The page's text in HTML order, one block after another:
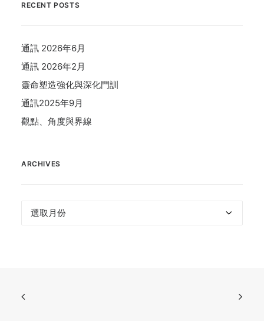
RECENT POSTS
通訊 2026年6月
通訊 2026年2月
靈命塑造強化與深化門訓
通訊2025年9月
觀點、角度與界線
ARCHIVES
Archives